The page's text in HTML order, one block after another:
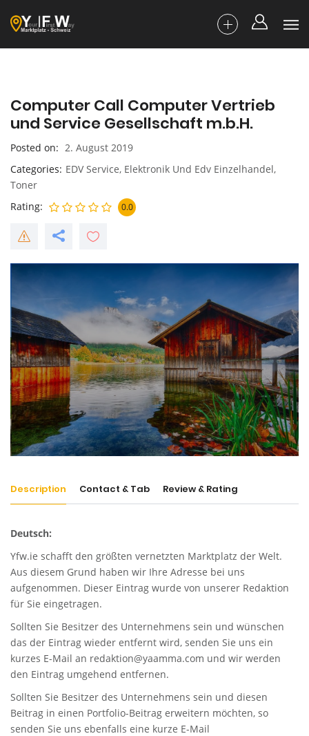
Computer Call Computer Vertrieb
und Service Gesellschaft m.b.H.
Posted on
2. August 2019
Categories EDV Service, Elektronik Und Edv Einzelhandel,
Toner
Rating
0.0
Description Contact & Tab Review & Rating
Deutsch:
Yfw.ie schafft den größten vernetzten Marktplatz der Welt.
Aus diesem Grund haben wir Ihre Adresse bei uns
aufgenommen. Dieser Eintrag wurde von unserer Redaktion
für Sie eingetragen.
Sollten Sie Besitzer des Unternehmens sein und wünschen
das der Eintrag wieder entfernt wird, senden Sie uns ein
kurzes E-Mail an redaktion@yaamma.com und wir werden
den Eintrag umgehend entfernen.
Sollten Sie Besitzer des Unternehmens sein und diesen
Beitrag in einen Portfolio-Beitrag erweitern möchten, so
senden Sie uns ebenfalls eine kurze E-Mail